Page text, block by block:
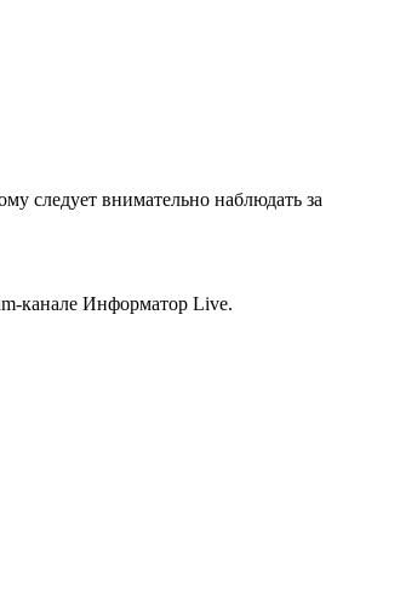
следует внимательно наблюдать за
канале Информатор Live.